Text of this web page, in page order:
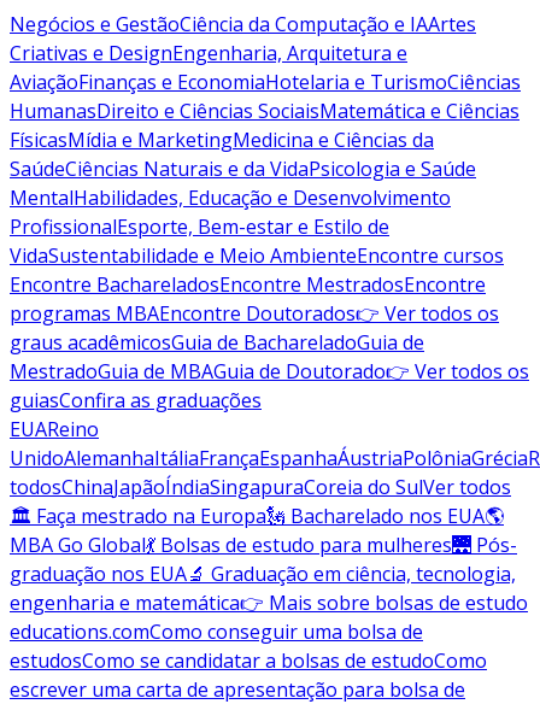
Negócios e GestãoCiência da Computação e IAArtes
Criativas e DesignEngenharia, Arquitetura e
AviaçãoFinanças e EconomiaHotelaria e TurismoCiências
HumanasDireito e Ciências SociaisMatemática e Ciências
FísicasMídia e MarketingMedicina e Ciências da
SaúdeCiências Naturais e da VidaPsicologia e Saúde
MentalHabilidades, Educação e Desenvolvimento
ProfissionalEsporte, Bem-estar e Estilo de
VidaSustentabilidade e Meio AmbienteEncontre cursos
Encontre BachareladosEncontre MestradosEncontre
programas MBAEncontre Doutorados👉 Ver todos os
graus acadêmicosGuia de BachareladoGuia de
MestradoGuia de MBAGuia de Doutorado👉 Ver todos os
guiasConfira as graduações
EUAReino
UnidoAlemanhaItáliaFrançaEspanhaÁustriaPolôniaGrécia
todosChinaJapãoÍndiaSingapuraCoreia do SulVer todos
🏛 Faça mestrado na Europa🗽 Bacharelado nos EUA🌎
MBA Go Global💃 Bolsas de estudo para mulheres🌉 Pós-
graduação nos EUA🔬 Graduação em ciência, tecnologia,
engenharia e matemática👉 Mais sobre bolsas de estudo
educations.comComo conseguir uma bolsa de
estudosComo se candidatar a bolsas de estudoComo
escrever uma carta de apresentação para bolsa de